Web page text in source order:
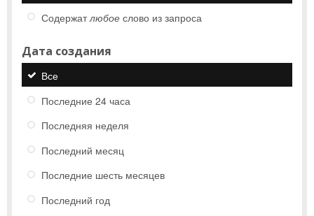
Содержатлюбое слово из запроса
Дата создания
Все
Последние 24 часа
Последняя неделя
Последний месяц
Последние шесть месяцев
Последний год